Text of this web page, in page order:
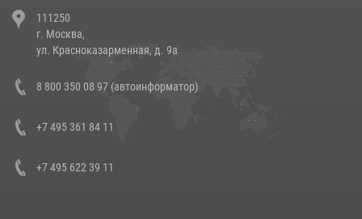
напавших на бригаду скорой помощи (видео)
14 июля 2026, 12:20
В Росгвардии прошла военно-научная конференция по обобщению
боевого опыта
111250
г. Москва,
ул. Красноказарменная, д. 9а
8 800 350 08 97 (автоинформатор)
+7 495 361 84 11
+7 495 622 39 11